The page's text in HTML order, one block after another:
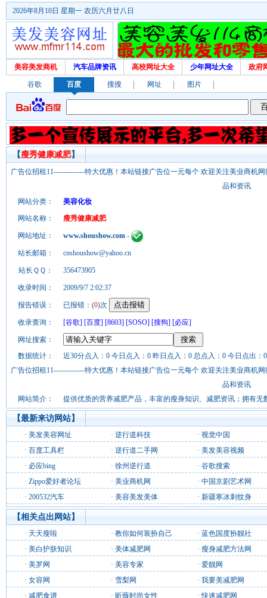
2026年8月10日 星期一 农历六月廿八日
美容美发商机 汽车品牌资讯 高校网址大全 少年网址大全 政府
谷歌 百度 搜搜 网址 图片
【瘦秀健康减肥】
广告位招租11-------------特大优惠！本站链接广告位一元每个 欢迎关注美业商机
品和资讯
网站分类：
美容化妆
网站名称：
瘦秀健康减肥
网站地址： www.shoushow.com -
站长邮箱： cnshoushow@yahoo.cn
站长ＱＱ： 356473905
收录时间： 2009/9/7 2:02:37
报告错误： 已报错：(0)次
收录查询： [谷歌] [百度] [8603] [SOSO] [搜狗] [必应]
网址搜索：
数据统计：
近30分点入：0 今日点入：0 昨日点入：0 总点入：0 今日点出：
广告位招租11-------------特大优惠！本站链接广告位一元每个 欢迎关注美业商机
品和资讯
网站简介：
提供优质的营养减肥产品，丰富的瘦身知识、减肥资讯；拥有
【最新来访网站】
· 美发美容网址 · 逆行道科技 · 视觉中国
· 百度工具栏 · 逆行道二手网 · 美发美容视频
· 必应bing · 徐州逆行道 · 谷歌搜索
· Zippo爱好者论坛 · 美业商机网 · 中国京剧艺术网
· 200532汽车 · 美容美发美体 · 新疆寒冰刺纹身
【相关点出网站】
· 天天瘦啦 · 教你如何装扮自己 · 蓝色国度扮靓社
· 美白护肤知识 · 美体减肥网 · 瘦身减肥方法网
· 美罗网 · 美容专家 · 爱靓网
· 女容网 · 雪梨网 · 我要美减肥网
· 减肥食谱 · 昕薇时尚女性 ·快速减肥网